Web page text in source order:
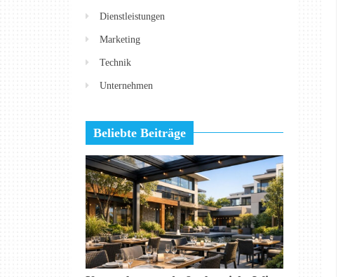
Dienstleistungen
Marketing
Technik
Unternehmen
Beliebte Beiträge